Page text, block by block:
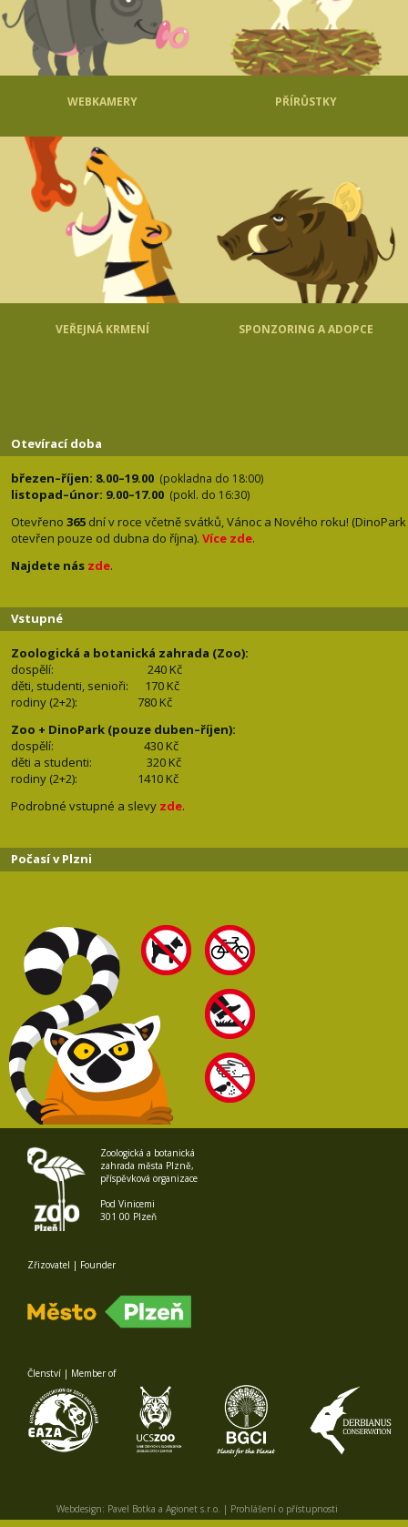
WEBKAMERY PŘÍRŮSTKY
VEŘEJNÁ KRMENÍ SPONZORING A ADOPCE
Otevírací doba
březen–říjen: 8.00–19.00 (pokladna do 18:00)
listopad–únor: 9.00–17.00 (pokl. do 16:30)
Otevřeno 365 dní v roce včetně svátků, Vánoc a Nového roku! (DinoPark
otevřen pouze od dubna do října). Více zde.
Najdete nás zde.
Vstupné
Zoologická a botanická zahrada (Zoo):
dospělí:
240 Kč
děti, studenti, senioři: 170 Kč
rodiny (2+2): 780 Kč
Zoo + DinoPark (pouze duben–říjen):
dospělí: 430 Kč
děti a studenti: 320 Kč
rodiny (2+2): 1410 Kč
Podrobné vstupné a slevy zde.
Počasí v Plzni
Zoologická a botanická
zahrada města Plzně,
příspěvková organizace
Pod Vinicemi
301 00 Plzeň
Zřizovatel | Founder
Členství | Member of
Webdesign: Pavel Botka a Agionet s.r.o. | Prohlášení o přístupnosti